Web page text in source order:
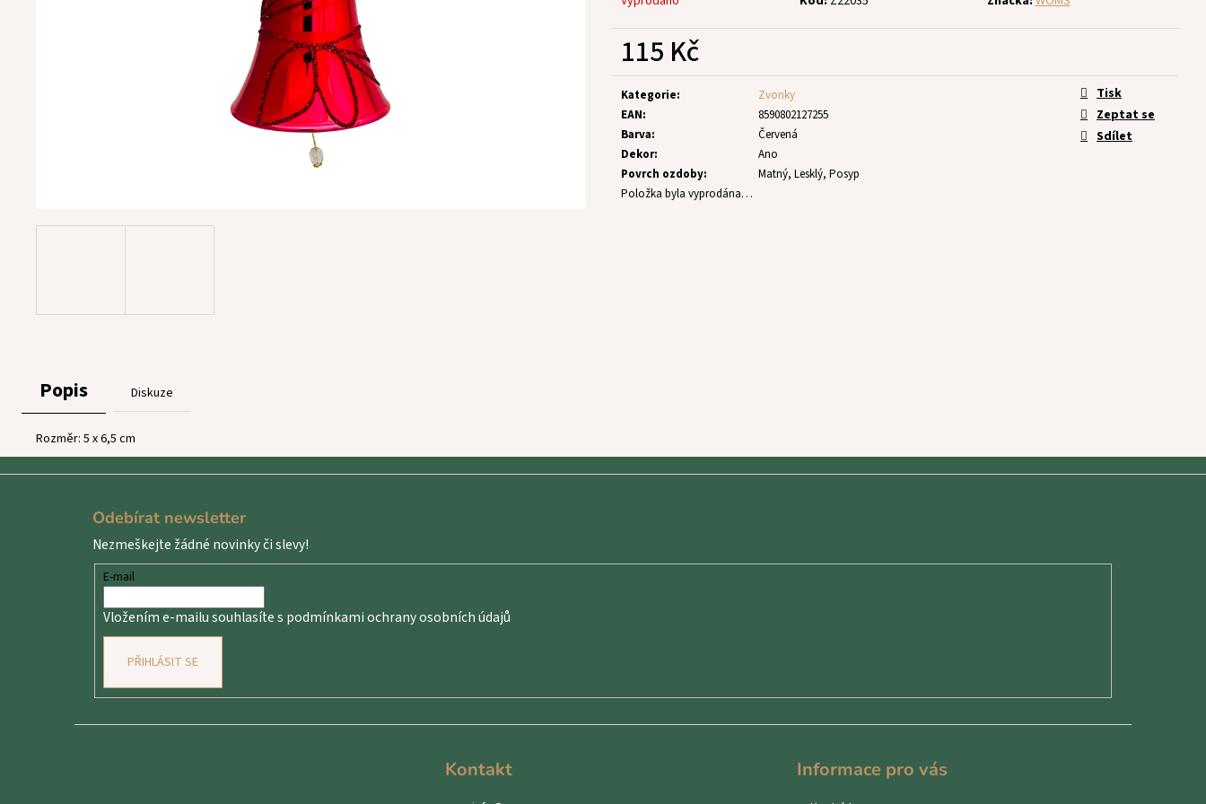
115 Kč
Měrná
cena:
Kategorie:
Zvonky
EAN:
8590802127255
Barva:
Červená
Dekor:
Ano
Povrch ozdoby:
Matný, Lesklý, Posyp
Položka byla vyprodána…
Tisk
Zeptat se
Sdílet
Popis Diskuze
Rozměr: 5 x 6,5 cm
Odebírat newsletter
Nezmeškejte žádné novinky či slevy!
E-mail
Vložením e-mailu souhlasíte s podmínkami ochrany osobních údajů
PŘIHLÁSIT SE
Kontakt Informace pro vás